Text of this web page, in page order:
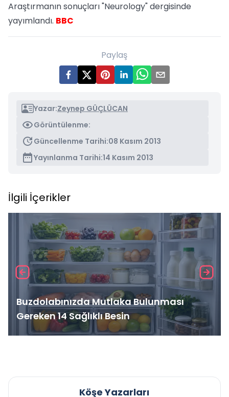
Araştırmanın sonuçları "Neurology" dergisinde
yayımlandı. BBC
Paylaş
Yazar:Zeynep GÜÇLÜCAN
Görüntülenme:
Güncellenme Tarihi:08 Kasım 2013
Yayınlanma Tarihi:14 Kasım 2013
İlgili İçerikler
Buzdolabınızda Mutlaka Bulunması
Gereken 14 Sağlıklı Besin
Köşe Yazarları